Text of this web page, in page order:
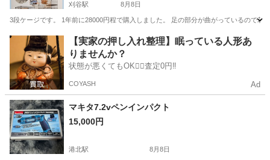
刈谷駅 8月8日
3段ケージです。 1年前に28000円程で購入しました。 足の部分が曲がっているので
愛知 刈谷市 刈谷駅 その他 キャットケージ
【実家の押し入れ整理】眠っている人形あ
りませんか？
状態が悪くてもOK🙆‍♀️査定0円‼️
COYASH Ad
マキタ7.2vペンインパクト
15,000円
港北駅 8月8日